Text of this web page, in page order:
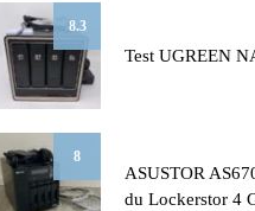
8.3
Test UGREEN
8
ASUSTOR
du Lockerstor 4